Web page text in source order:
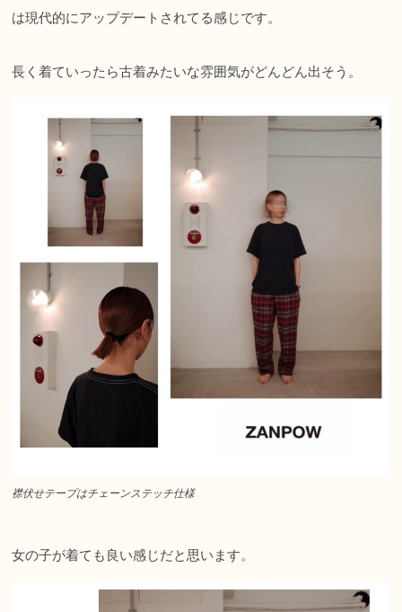
は現代的にアップデートされてる感じです。
長く着ていったら古着みたいな雰囲気がどんどん出そう。
襟伏せテープはチェーンステッチ仕様
女の子が着ても良い感じだと思います。